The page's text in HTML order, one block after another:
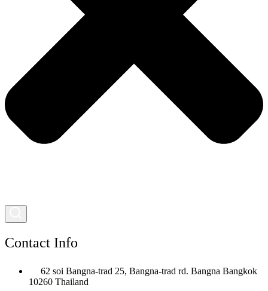
Contact Info
62 soi Bangna-trad 25, Bangna-trad rd. Bangna Bangkok
10260 Thailand